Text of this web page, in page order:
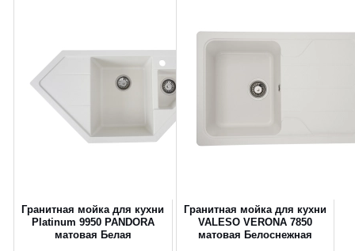
Гранитная мойка для кухни
Platinum 9950 PANDORA
матовая Белая
Гранитная мойка для кухни
VALESO VERONA 7850
матовая Белоснежная